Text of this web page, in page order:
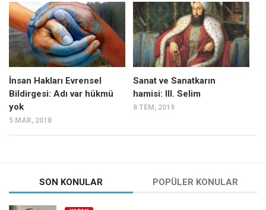
Mehmet Ali Tekin
Abir E. Nahas
Amina S. Jenenkovic
Bağdagül Öz
Esra Elönü
» Yazar arşivi
Kategoriler
İnsan Hakları Evrensel
Bildirgesi: Adı var hükmü
yok
5 MAR, 2018
Sanat ve Sanatkarın
hamisi: III. Selim
8 TEM, 2019
SON KONULAR POPÜLER KONULAR